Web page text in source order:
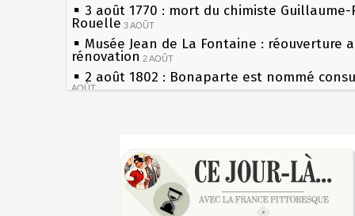
3 août 1770 : mort du chimiste Guillaume-
Rouelle 3 AOÛT
Musée Jean de La Fontaine : réouverture
rénovation 2 AOÛT
2 août 1802 : Bonaparte est nommé
AOÛT
boîtes aux lettres en fonte de Léon
30 juillet 1918 : mort d'Auguste Poulain,
Chocolat Poulain 30 JUILLET
29 juillet 1881 : loi sur la liberté de la
les siècles
27 mai 1610 : supplice de François
du roi Henri IV
Pierre qui roule n'amasse pas mousse